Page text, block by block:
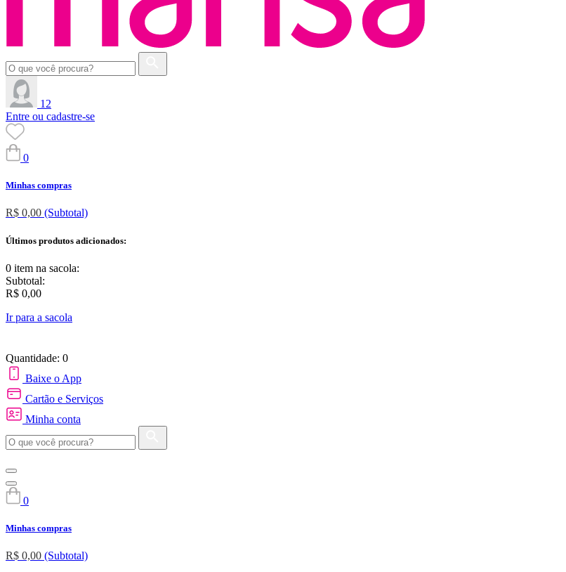
12
Entre ou cadastre-se
0
Minhas compras
R$ 0,00 (Subtotal)
Últimos produtos adicionados:
0 item na sacola:
Subtotal:
R$ 0,00
Ir para a sacola
Quantidade: 0
Baixe o App
Cartão e Serviços
Minha conta
0
Minhas compras
R$ 0,00 (Subtotal)